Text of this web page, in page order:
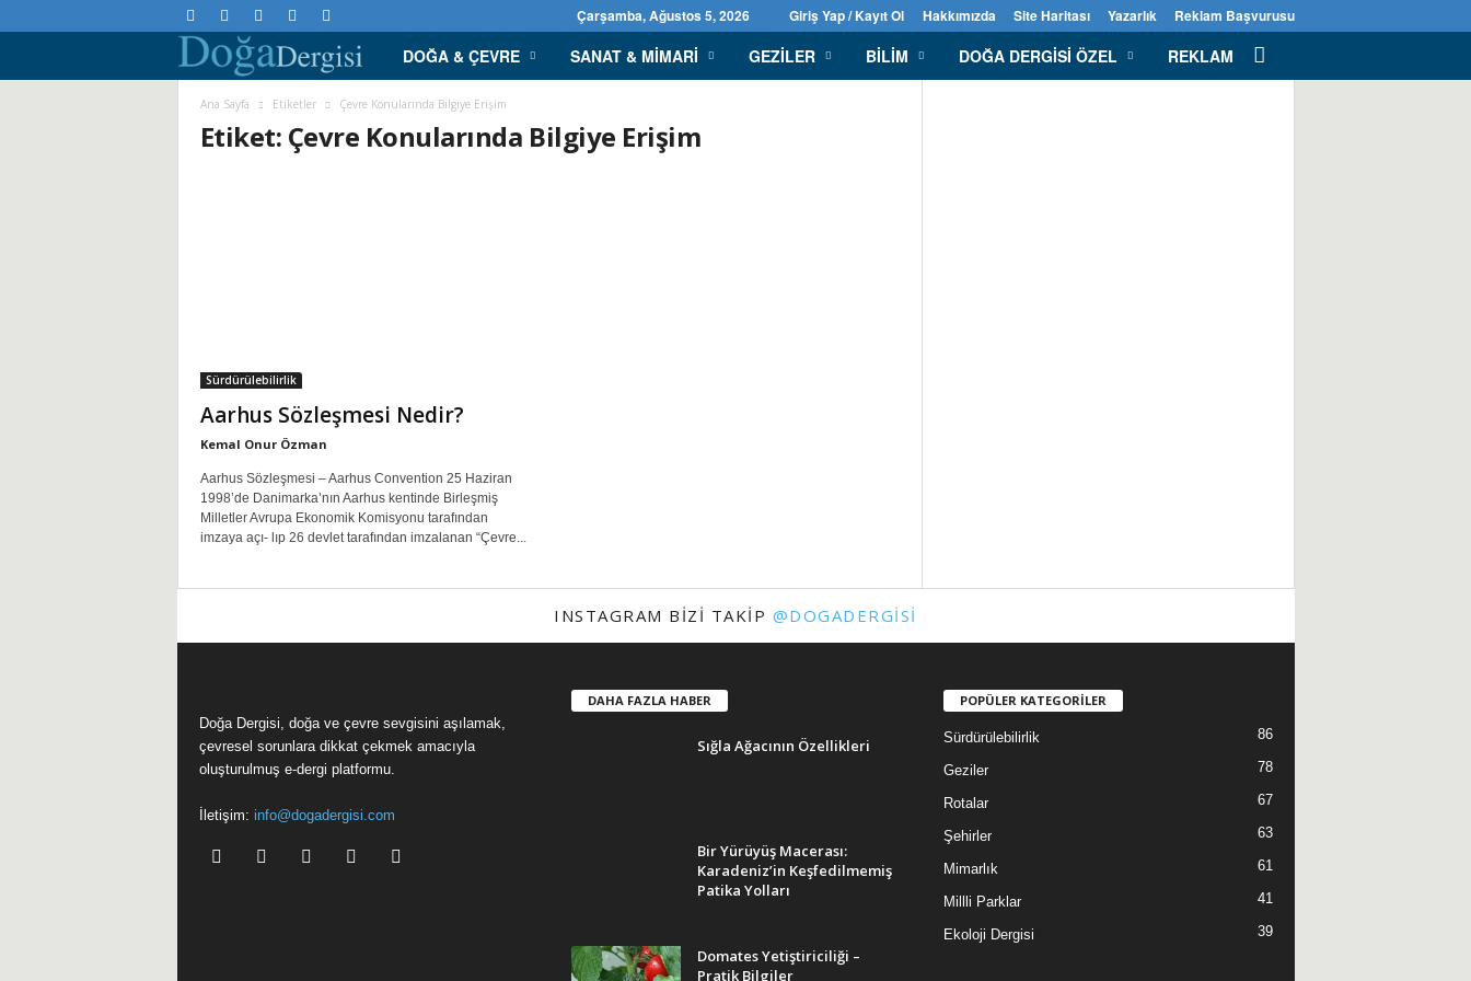
Çarşamba, Ağustos 5, 2026 Giriş Yap / Kayıt Ol Hakkımızda Site Haritası Yazarlık Reklam Başvurusu
o
ğ
s
i
DOĞA & ÇEVRE SANAT & MIMARI GEZILER BILIM DOĞA DERGISI ÖZEL REKLAM
Ana Sayfa Etiketler Çevre Konularında Bilgiye Erişim
Etiket: Çevre Konularında Bilgiye Erişim
Sürdürülebilirlik
Aarhus Sözleşmesi Nedir?
Kemal Onur Özman
Aarhus Sözleşmesi – Aarhus Convention 25 Haziran
1998’de Danimarka’nın Aarhus kentinde Birleşmiş
Milletler Avrupa Ekonomik Komisyonu tarafından
imzaya açı- lıp 26 devlet tarafından imzalanan “Çevre...
INSTAGRAM BIZI TAKIP @DOGADERGISI
Doğa Dergisi, doğa ve çevre sevgisini aşılamak,
çevresel sorunlara dikkat çekmek amacıyla
oluşturulmuş e-dergi platformu.
İletişim: info@dogadergisi.com
DAHA FAZLA HABER
Sığla Ağacının Özellikleri
Bir Yürüyüş Macerası:
Karadeniz’in Keşfedilmemiş
Patika Yolları
Domates Yetiştiriciliği –
Pratik Bilgiler
POPÜLER KATEGORİLER
Sürdürülebilirlik 86
Geziler 78
Rotalar 67
Şehirler 63
Mimarlık 61
Millli Parklar 41
Ekoloji Dergisi 39